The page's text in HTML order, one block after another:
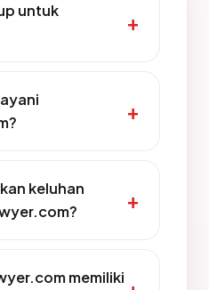
untuk
keluhan
memiliki